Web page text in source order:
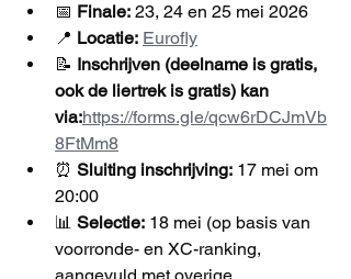
📅 Finale: 23, 24 en 25 mei 2026
📍 Locatie: Eurofly
📝 Inschrijven (deelname is gratis,
ook de liertrek is gratis) kan
via:https://forms.gle/qcw6rDCJmVb
8FtMm8
⏰ Sluiting inschrijving: 17 mei om
20:00
📊 Selectie: 18 mei (op basis van
voorronde- en XC-ranking,